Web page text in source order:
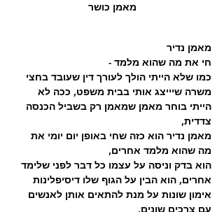
מאמן כושר
מאמן נדיר
חי את מה שהוא מלמד -
כמו שלא הייתי הולך לעורך דין שעובד בחצי
משרה שיייצג אותי בבית משפט, ככה לא
הייתי בוחר מאמן שמאמן רק בשביל הכנסה
צדדית,
מאמן נדיר הוא כזה שחי באופן יום יומי את
מה שהוא מלמד אחרים,
הוא בדק וניסה על עצמו כל דבר לפני שלימד
אחרים, הוא הבין על הגוף שלו דיסיפלינות
אימון שונות על מנת להתאים אותן לאנשים
עם צרכים שונים,